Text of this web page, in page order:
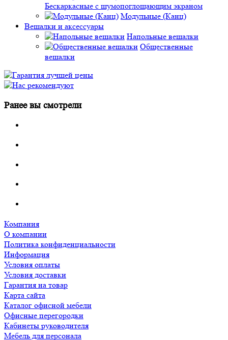
Бескаркасные с шумопоглощающим экраном
Модульные (Канц)
Вешалки и аксессуары
Напольные вешалки
Общественные
вешалки
Ранее вы смотрели
Компания
О компании
Политика конфиденциальности
Информация
Условия оплаты
Условия доставки
Гарантия на товар
Карта сайта
Каталог офисной мебели
Офисные перегородки
Кабинеты руководителя
Мебель для персонала